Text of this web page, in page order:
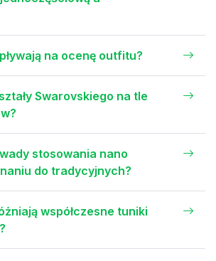
na ocenę outfitu?
Swarovskiego na tle
stosowania nano
do tradycyjnych?
współczesne tuniki